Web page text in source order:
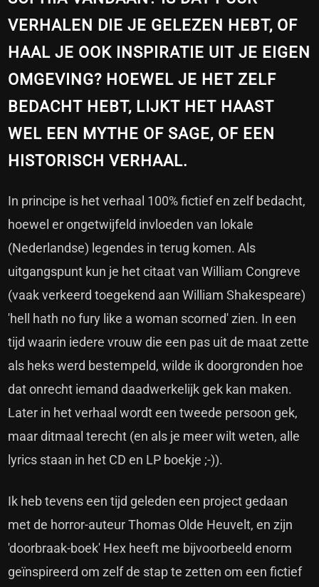
VERHALEN DIE JE GELEZEN HEBT, OF
HAAL JE OOK INSPIRATIE UIT JE EIGEN
OMGEVING? HOEWEL JE HET ZELF
BEDACHT HEBT, LIJKT HET HAAST
WEL EEN MYTHE OF SAGE, OF EEN
HISTORISCH VERHAAL.
In principe is het verhaal 100% fictief en zelf bedacht,
hoewel er ongetwijfeld invloeden van lokale
(Nederlandse) legendes in terug komen. Als
uitgangspunt kun je het citaat van William Congreve
(vaak verkeerd toegekend aan William Shakespeare)
'hell hath no fury like a woman scorned' zien. In een
tijd waarin iedere vrouw die een pas uit de maat zette
als heks werd bestempeld, wilde ik doorgronden hoe
dat onrecht iemand daadwerkelijk gek kan maken.
Later in het verhaal wordt een tweede persoon gek,
maar ditmaal terecht (en als je meer wilt weten, alle
lyrics staan in het CD en LP boekje ;-)).
Ik heb tevens een tijd geleden een project gedaan
met de horror-auteur Thomas Olde Heuvelt, en zijn
'doorbraak-boek' Hex heeft me bijvoorbeeld enorm
geïnspireerd om zelf de stap te zetten om een fictief